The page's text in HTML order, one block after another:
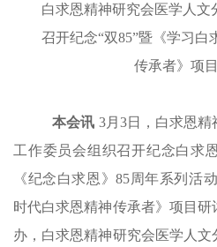
白求恩精神研究会医学人文
召开纪念“双85”暨 《学习
传承者》项
本会讯 3月3日，白求恩
工作委员会组织召开纪念白求
《纪念白求恩》85周年系列
时代白求恩精神传承者》项目
办，白求恩精神研究会医学人